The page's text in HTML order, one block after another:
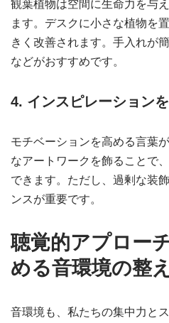
観葉植物は空間に生命力を与
ます。デスクに小さな植物を
きく改善されます。手入れが
などがおすすめです。
4. インスピレーション
モチベーションを高める言葉
なアートワークを飾ることで
できます。ただし、過剰な装
ンスが重要です。
聴覚的アプロー
める音環境の整
音環境も、私たちの集中力と